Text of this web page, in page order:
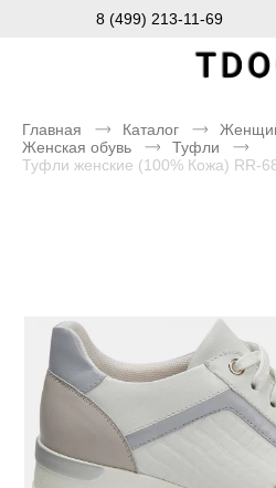
8 (499) 213-11-69
Главная Каталог
Женская обувь
Туфли
Туфли женские (100% Кожа) RR-